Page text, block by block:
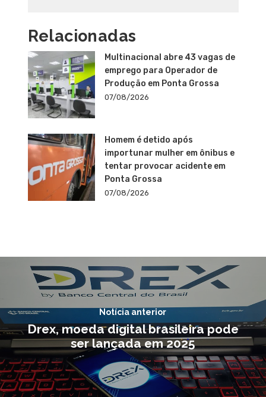
Relacionadas
Multinacional abre 43 vagas de
emprego para Operador de
Produção em Ponta Grossa
07/08/2026
Homem é detido após
importunar mulher em ônibus e
tentar provocar acidente em
Ponta Grossa
07/08/2026
Notícia anterior
Drex, moeda digital brasileira pode
ser lançada em 2025